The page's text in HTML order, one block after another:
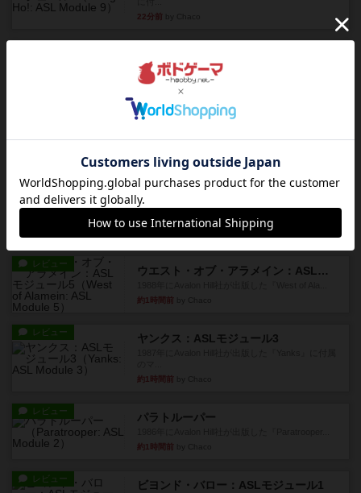
22分前
1991年にAvalon Hill社が出版した『Code of Bus...
28分前 by Chaco
ザ・ラスト・フラー：ASLモジュール6
『Squad Leader』用の追加マップとして発売され
36分前by Chaco
レビュー ホロウレギオンズ：ASLモジュール7
1989年にAvalon Hill社が出版した『Hollow Legi...
レビュー
ウエスト・オブ・アラメイン：ASLモジュール5
約1時間前
レビュー ヤンクス：ASLモジュール3
約1時間前
レビュー パラトルーパー
約1時間前
レビュー ビヨンド・バロー：ASLモジュール1